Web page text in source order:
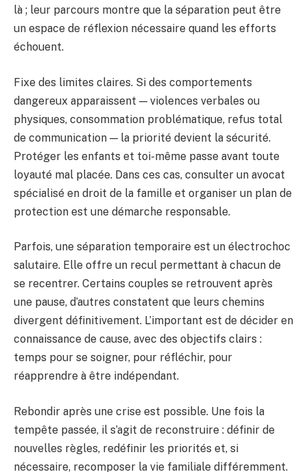
là ; leur parcours montre que la séparation peut être
un espace de réflexion nécessaire quand les efforts
échouent.
Fixe des limites claires. Si des comportements
dangereux apparaissent — violences verbales ou
physiques, consommation problématique, refus total
de communication — la priorité devient la sécurité.
Protéger les enfants et toi-même passe avant toute
loyauté mal placée. Dans ces cas, consulter un avocat
spécialisé en droit de la famille et organiser un plan de
protection est une démarche responsable.
Parfois, une séparation temporaire est un électrochoc
salutaire. Elle offre un recul permettant à chacun de
se recentrer. Certains couples se retrouvent après
une pause, d’autres constatent que leurs chemins
divergent définitivement. L’important est de décider en
connaissance de cause, avec des objectifs clairs :
temps pour se soigner, pour réfléchir, pour
réapprendre à être indépendant.
Rebondir après une crise est possible. Une fois la
tempête passée, il s’agit de reconstruire : définir de
nouvelles règles, redéfinir les priorités et, si
nécessaire, recomposer la vie familiale différemment.